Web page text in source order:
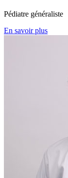
Pédiatre généraliste
En savoir plus